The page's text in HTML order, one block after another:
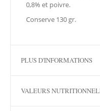
0,8% et poivre.
Conserve 130 gr.
PLUS D'INFORMATIONS
VALEURS